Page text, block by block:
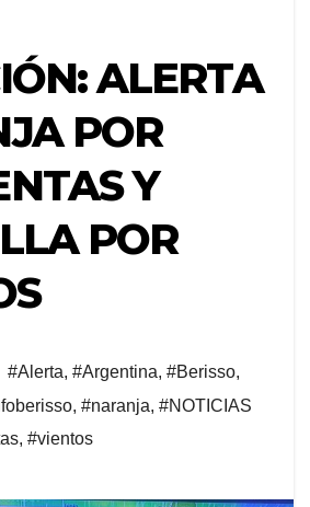
ALERTA
POR
Y
POR
#Alerta, #Argentina, #Berisso,
, #naranja, #NOTICIAS
, #vientos